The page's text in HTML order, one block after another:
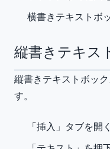
横書きテキストボ
縦書きテキス
縦書きテキストボッ
す。
「挿入」タブを開く